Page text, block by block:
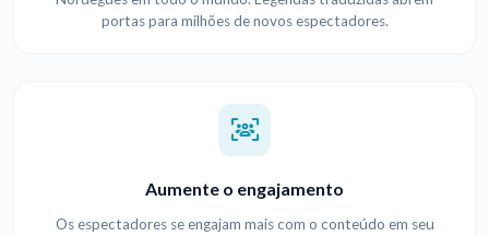
portas para milhões de novos espectadores.
Aumente o engajamento
Os espectadores se engajam mais com o conteúdo em seu